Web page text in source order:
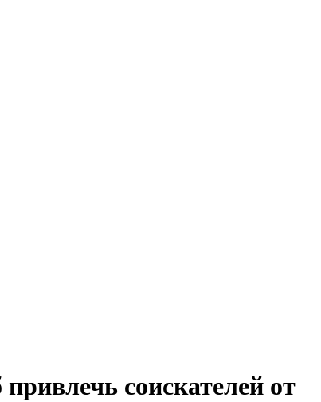
соискателей от